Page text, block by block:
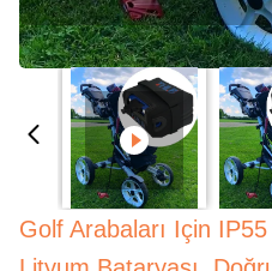
Golf Arabaları Için